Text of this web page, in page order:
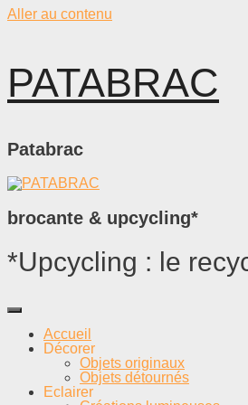
Aller au contenu
PATABRAC
Patabrac
brocante & upcycling*
*Upcycling : le
Accueil
Décorer
Objets originaux
Objets détournés
Eclairer